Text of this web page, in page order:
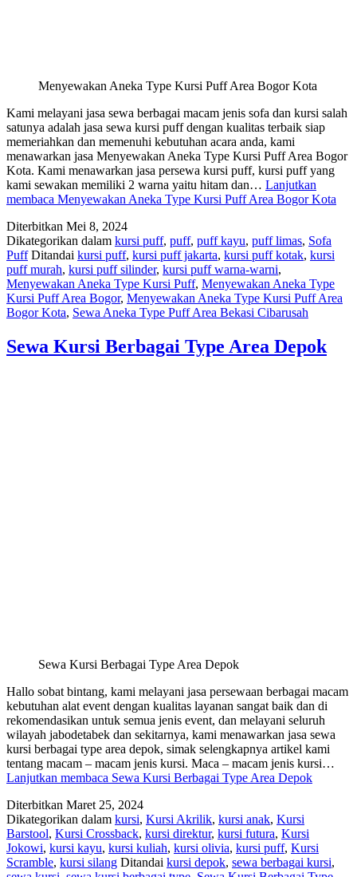
Menyewakan Aneka Type Kursi Puff Area Bogor Kota
Kami melayani jasa sewa berbagai macam jenis sofa dan kursi salah
satunya adalah jasa sewa kursi puff dengan kualitas terbaik siap
memeriahkan dan memenuhi kebutuhan acara anda, kami
menawarkan jasa Menyewakan Aneka Type Kursi Puff Area Bogor
Kota. Kami menawarkan jasa persewa kursi puff, kursi puff yang
kami sewakan memiliki 2 warna yaitu hitam dan… Lanjutkan
membaca Menyewakan Aneka Type Kursi Puff Area Bogor Kota
Diterbitkan Mei 8, 2024
Dikategorikan dalam kursi puff, puff, puff kayu, puff limas, Sofa
Puff Ditandai kursi puff, kursi puff jakarta, kursi puff kotak, kursi
puff murah, kursi puff silinder, kursi puff warna-warni,
Menyewakan Aneka Type Kursi Puff, Menyewakan Aneka Type
Kursi Puff Area Bogor, Menyewakan Aneka Type Kursi Puff Area
Bogor Kota, Sewa Aneka Type Puff Area Bekasi Cibarusah
Sewa Kursi Berbagai Type Area Depok
Sewa Kursi Berbagai Type Area Depok
Hallo sobat bintang, kami melayani jasa persewaan berbagai macam
kebutuhan alat event dengan kualitas layanan sangat baik dan di
rekomendasikan untuk semua jenis event, dan melayani seluruh
wilayah jabodetabek dan sekitarnya, kami menawarkan jasa sewa
kursi berbagai type area depok, simak selengkapnya artikel kami
tentang macam – macam jenis kursi. Maca – macam jenis kursi…
Lanjutkan membaca Sewa Kursi Berbagai Type Area Depok
Diterbitkan Maret 25, 2024
Dikategorikan dalam kursi, Kursi Akrilik, kursi anak, Kursi
Barstool, Kursi Crossback, kursi direktur, kursi futura, Kursi
Jokowi, kursi kayu, kursi kuliah, kursi olivia, kursi puff, Kursi
Scramble, kursi silang Ditandai kursi depok, sewa berbagai kursi,